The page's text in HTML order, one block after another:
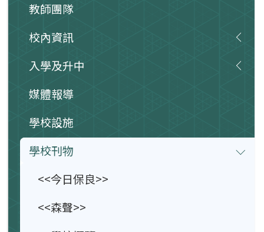
教師團隊
校內資訊
入學及升中
媒體報導
學校設施
學校刊物
<<今日保良>>
<<森聲>>